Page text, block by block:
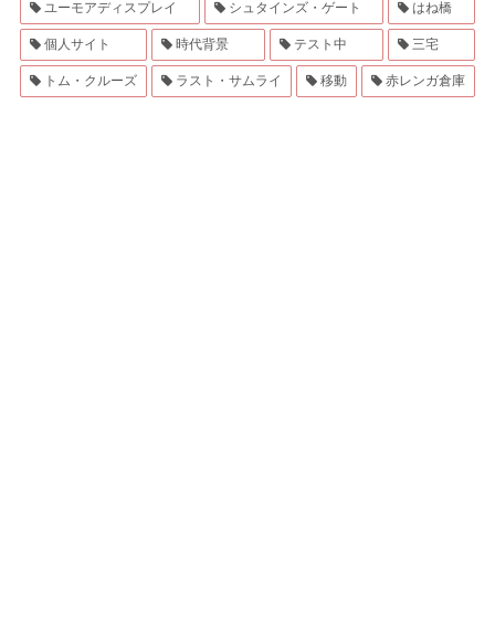
ユーモアディスプレイ シュタインズ・ゲート はね橋
個人サイト 時代背景 テスト中 三宅
トム・クルーズ ラスト・サムライ 移動 赤レンガ倉庫